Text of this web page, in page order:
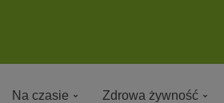
Na czasie Zdrowa żywność